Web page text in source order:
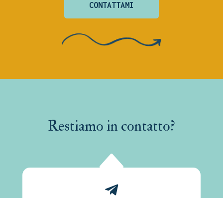
CONTATTAMI
Restiamo in contatto?
B
